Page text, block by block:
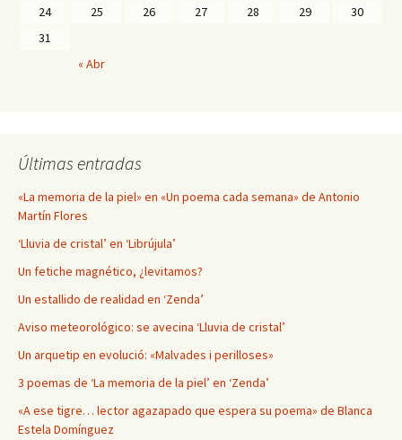
24
25 26 27 28 29
30
31
« Abr
Últimas entradas
«La memoria de la piel» en «Un poema cada semana» de Antonio
Martín Flores
‘Lluvia de cristal’ en ‘Librújula’
Un fetiche magnético, ¿levitamos?
Un estallido de realidad en ‘Zenda’
Aviso meteorológico: se avecina ‘Lluvia de cristal’
Un arquetip en evolució: «Malvades i perilloses»
3 poemas de ‘La memoria de la piel’ en ‘Zenda’
«A ese tigre… lector agazapado que espera su poema» de Blanca
Estela Domínguez